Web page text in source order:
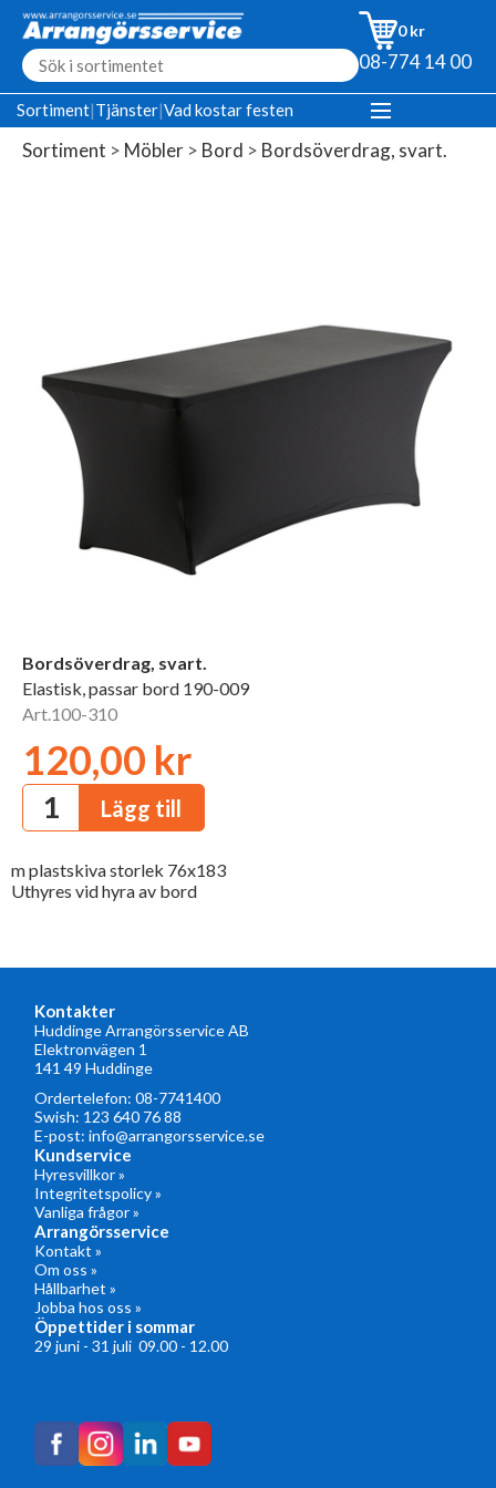
0 kr
08-774 14 00
Sortiment|Tjänster|Vad kostar festen
Sortiment > Möbler > Bord > Bordsöverdrag, svart.
Bordsöverdrag, svart.
Elastisk, passar bord 190-009
Art.100-310
120,00 kr
m plastskiva storlek 76x183
Uthyres vid hyra av bord
Kontakter
Huddinge Arrangörsservice AB
Elektronvägen 1
141 49 Huddinge
Ordertelefon: 08-7741400
Swish: 123 640 76 88
E-post: info@arrangorsservice.se
Kundservice
Hyresvillkor »
Integritetspolicy »
Vanliga frågor »
Arrangörsservice
Kontakt »
Om oss »
Hållbarhet »
Jobba hos oss »
Öppettider i sommar
29 juni - 31 juli 09.00 - 12.00